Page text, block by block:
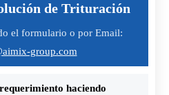
de Trituración
el formulario o por Email:
group.com
haciendo